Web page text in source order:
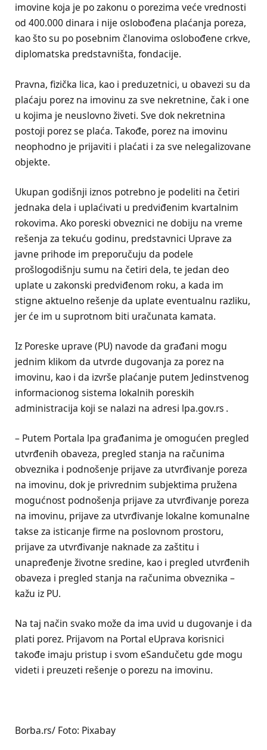
imovine koja je po zakonu o porezima veće vrednosti
od 400.000 dinara i nije oslobođena plaćanja poreza,
kao što su po posebnim članovima oslobođene crkve,
diplomatska predstavništa, fondacije.
Pravna, fizička lica, kao i preduzetnici, u obavezi su da
plaćaju porez na imovinu za sve nekretnine, čak i one
u kojima je neuslovno živeti. Sve dok nekretnina
postoji porez se plaća. Takođe, porez na imovinu
neophodno je prijaviti i plaćati i za sve nelegalizovane
objekte.
Ukupan godišnji iznos potrebno je podeliti na četiri
jednaka dela i uplaćivati u predviđenim kvartalnim
rokovima. Ako poreski obveznici ne dobiju na vreme
rešenja za tekuću godinu, predstavnici Uprave za
javne prihode im preporučuju da podele
prošlogodišnju sumu na četiri dela, te jedan deo
uplate u zakonski predviđenom roku, a kada im
stigne aktuelno rešenje da uplate eventualnu razliku,
jer će im u suprotnom biti uračunata kamata.
Iz Poreske uprave (PU) navode da građani mogu
jednim klikom da utvrde dugovanja za porez na
imovinu, kao i da izvrše plaćanje putem Jedinstvenog
informacionog sistema lokalnih poreskih
administracija koji se nalazi na adresi lpa.gov.rs .
– Putem Portala lpa građanima je omogućen pregled
utvrđenih obaveza, pregled stanja na računima
obveznika i podnošenje prijave za utvrđivanje poreza
na imovinu, dok je privrednim subjektima pružena
mogućnost podnošenja prijave za utvrđivanje poreza
na imovinu, prijave za utvrđivanje lokalne komunalne
takse za isticanje firme na poslovnom prostoru,
prijave za utvrđivanje naknade za zaštitu i
unapređenje životne sredine, kao i pregled utvrđenih
obaveza i pregled stanja na računima obveznika –
kažu iz PU.
Na taj način svako može da ima uvid u dugovanje i da
plati porez. Prijavom na Portal eUprava korisnici
takođe imaju pristup i svom eSandučetu gde mogu
videti i preuzeti rešenje o porezu na imovinu.
Borba.rs/ Foto: Pixabay